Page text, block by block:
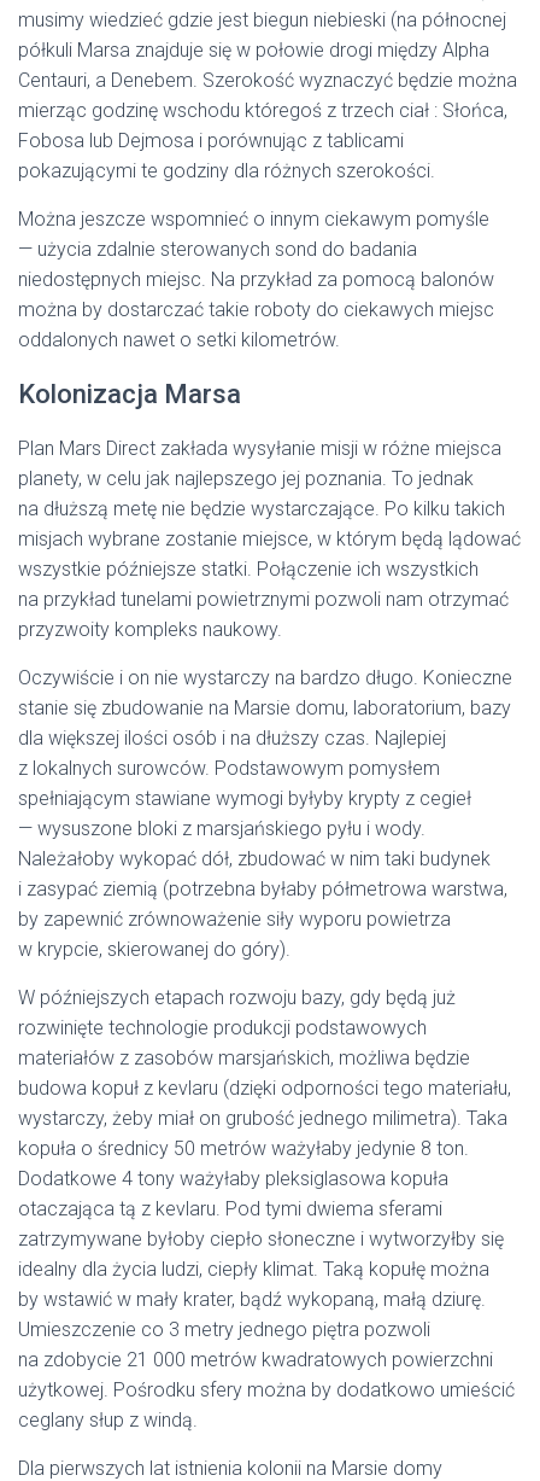
musimy wiedzieć gdzie jest biegun niebieski (na północnej
półkuli Marsa znajduje się w połowie drogi między Alpha
Centauri, a Denebem. Szerokość wyznaczyć będzie można
mierząc godzinę wschodu któregoś z trzech ciał : Słońca,
Fobosa lub Dejmosa i porównując z tablicami
pokazującymi te godziny dla różnych szerokości.
Można jeszcze wspomnieć o innym ciekawym pomyśle
— użycia zdalnie sterowanych sond do badania
niedostępnych miejsc. Na przykład za pomocą balonów
można by dostarczać takie roboty do ciekawych miejsc
oddalonych nawet o setki kilometrów.
Kolonizacja Marsa
Plan Mars Direct zakłada wysyłanie misji w różne miejsca
planety, w celu jak najlepszego jej poznania. To jednak
na dłuższą metę nie będzie wystarczające. Po kilku takich
misjach wybrane zostanie miejsce, w którym będą lądować
wszystkie późniejsze statki. Połączenie ich wszystkich
na przykład tunelami powietrznymi pozwoli nam otrzymać
przyzwoity kompleks naukowy.
Oczywiście i on nie wystarczy na bardzo długo. Konieczne
stanie się zbudowanie na Marsie domu, laboratorium, bazy
dla większej ilości osób i na dłuższy czas. Najlepiej
z lokalnych surowców. Podstawowym pomysłem
spełniającym stawiane wymogi byłyby krypty z cegieł
— wysuszone bloki z marsjańskiego pyłu i wody.
Należałoby wykopać dół, zbudować w nim taki budynek
i zasypać ziemią (potrzebna byłaby półmetrowa warstwa,
by zapewnić zrównoważenie siły wyporu powietrza
w krypcie, skierowanej do góry).
W późniejszych etapach rozwoju bazy, gdy będą już
rozwinięte technologie produkcji podstawowych
materiałów z zasobów marsjańskich, możliwa będzie
budowa kopuł z kevlaru (dzięki odporności tego materiału,
wystarczy, żeby miał on grubość jednego milimetra). Taka
kopuła o średnicy 50 metrów ważyłaby jedynie 8 ton.
Dodatkowe 4 tony ważyłaby pleksiglasowa kopuła
otaczająca tą z kevlaru. Pod tymi dwiema sferami
zatrzymywane byłoby ciepło słoneczne i wytworzyłby się
idealny dla życia ludzi, ciepły klimat. Taką kopułę można
by wstawić w mały krater, bądź wykopaną, małą dziurę.
Umieszczenie co 3 metry jednego piętra pozwoli
na zdobycie 21 000 metrów kwadratowych powierzchni
użytkowej. Pośrodku sfery można by dodatkowo umieścić
ceglany słup z windą.
Dla pierwszych lat istnienia kolonii na Marsie domy